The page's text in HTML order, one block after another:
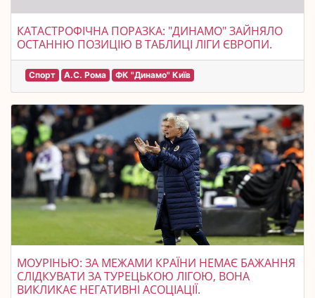
КАТАСТРОФІЧНА ПОРАЗКА: "ДИНАМО" ЗАЙНЯЛО
ОСТАННЮ ПОЗИЦІЮ В ТАБЛИЦІ ЛІГИ ЄВРОПИ.
Спорт А.С. Рома ФК "Динамо" Київ
МОУРІНЬЮ: ЗА МЕЖАМИ КРАЇНИ НЕМАЄ БАЖАННЯ
СЛІДКУВАТИ ЗА ТУРЕЦЬКОЮ ЛІГОЮ, ВОНА
ВИКЛИКАЄ НЕГАТИВНІ АСОЦІАЦІЇ.